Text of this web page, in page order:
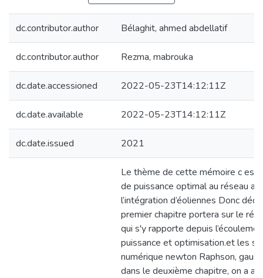
dc.contributor.author Bélaghit, ahmed abdellatif
dc.contributor.author Rezma, mabrouka
dc.date.accessioned 2022-05-23T14:12:11Z
dc.date.available 2022-05-23T14:12:11Z
dc.date.issued 2021
Le thème de cette mémoire c est
de puissance optimal au réseau
l’intégration d’éoliennes Donc
premier chapitre portera sur le
qui s'y rapporte depuis
puissance et optimisation.et les
numérique newton Raphson,
dans le deuxième chapitre, on a